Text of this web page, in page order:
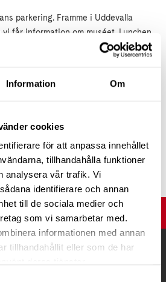
Information Om
cookies
för att anpassa innehållet
tillhandahålla funktioner
analysera vår trafik. Vi
identifierare och annan
till de sociala medier och
som vi samarbetar med.
informationen med annan
tillhandahållit eller som de har
parkering. Framme i Uddevalla
får information om muséet. Lunchen
(ligger i samma byggnad som
gör vi ev ett stopp till och hemma ca
:- , icke medlem 300 :- som betalas
Tipsa